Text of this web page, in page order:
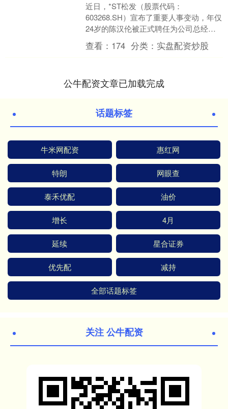
近日，*ST松发（股票代码：
603268.SH）宣布了重要人事变动，年仅
24岁的陈汉伦被正式聘任为公司总经
理，这一决定是在公司第七届董事会第
一次会议中作出的。 ....
查看： 174 分类： 实盘配资炒股
公牛配资文章已加载完成
话题标签
牛米网配资 惠红网
特朗 网眼查
泰禾优配 油价
增长 4月
延续 星合证券
优先配 减持
全部话题标签
关注 公牛配资